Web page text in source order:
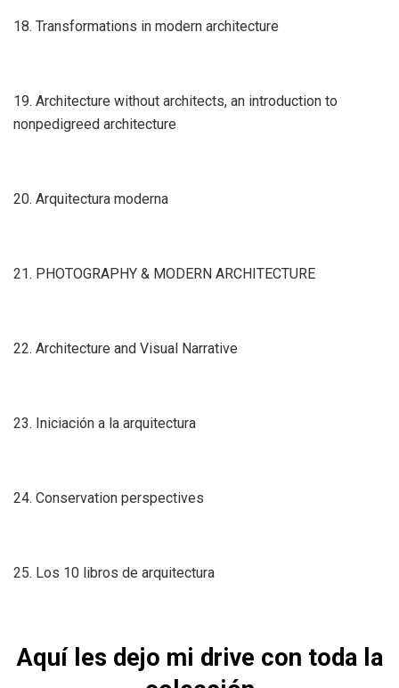
18. Transformations in modern architecture
19. Architecture without architects, an introduction to
nonpedigreed architecture
20. Arquitectura moderna
21. PHOTOGRAPHY & MODERN ARCHITECTURE
22. Architecture and Visual Narrative
23. Iniciación a la arquitectura
24. Conservation perspectives
25. Los 10 libros de arquitectura
Aquí les dejo mi drive con toda la